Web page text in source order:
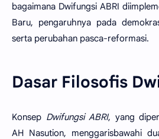
bagaimana Dwifungsi ABRI
Baru, pengaruhnya pada
serta perubahan pasca-reformasi.
Dasar Filosofis
Konsep Dwifungsi ABRI, yang
AH Nasution, menggarisbawahi